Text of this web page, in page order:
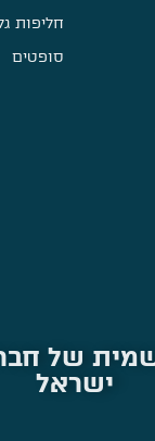
חליפות
סופטים
של
ישראל